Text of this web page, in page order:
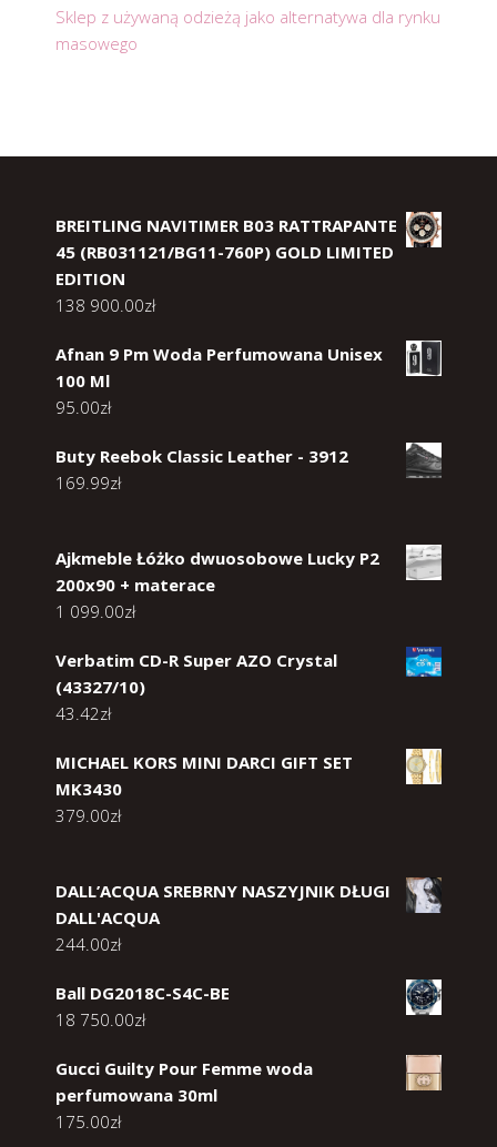
Sklep z używaną odzieżą jako alternatywa dla rynku
masowego
BREITLING NAVITIMER B03 RATTRAPANTE
45 (RB031121/BG11-760P) GOLD LIMITED
EDITION
138 900.00zł
Afnan 9 Pm Woda Perfumowana Unisex
100 Ml
95.00zł
Buty Reebok Classic Leather - 3912
169.99zł
Ajkmeble Łóżko dwuosobowe Lucky P2
200x90 + materace
1 099.00zł
Verbatim CD-R Super AZO Crystal
(43327/10)
43.42zł
MICHAEL KORS MINI DARCI GIFT SET
MK3430
379.00zł
DALL’ACQUA SREBRNY NASZYJNIK DŁUGI
DALL'ACQUA
244.00zł
Ball DG2018C-S4C-BE
18 750.00zł
Gucci Guilty Pour Femme woda
perfumowana 30ml
175.00zł